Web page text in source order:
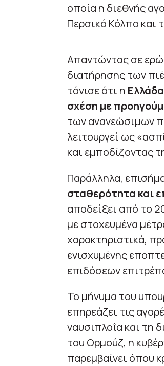
οποία η διεθνής
Περσικό Κόλπο και
Απαντώντας σε
διατήρησης των
τόνισε ότι η
σχέση με
των ανανεώσιμων
λειτουργεί ως
και εμποδίζοντας
Παράλληλα,
σταθερότητα και
αποδείξει από το
με στοχευμένα
χαρακτηριστικά,
ενισχυμένης
επιδόσεων
Το μήνυμα του
επηρεάζει τις
ναυσιπλοΐα και τη
του Ορμούζ, η
παρεμβαίνει όπου